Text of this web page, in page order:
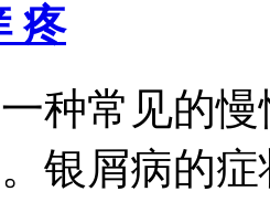
疼
种常见的
银屑病的